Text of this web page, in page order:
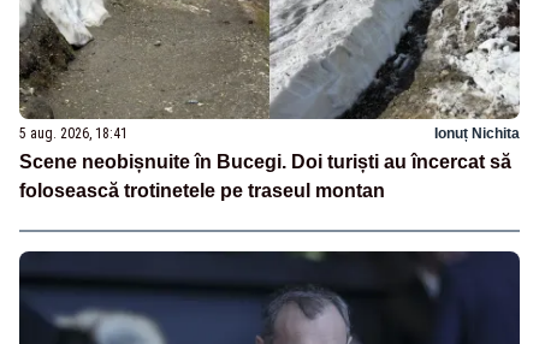
5 aug. 2026, 18:41 Ionuț Nichita
Scene neobișnuite în Bucegi. Doi turiști au încercat să
folosească trotinetele pe traseul montan